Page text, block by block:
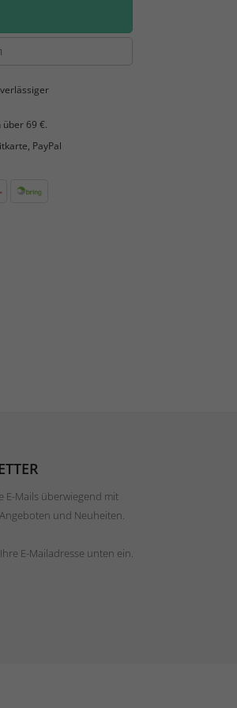
69 €.
PayPal
E-Mails überwiegend mit
und Neuheiten.
E-Mailadresse unten ein.